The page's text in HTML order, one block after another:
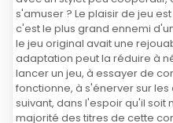
s'amuser ? Le plaisir de jeu
c'est le plus grand ennemi
le jeu original avait une
adaptation peut la réduire à
lancer un jeu, à essayer de
fonctionne, à s'énerver sur
suivant, dans l'espoir qu'il soit
majorité des titres de cette